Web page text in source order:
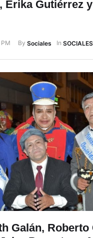
Erika Gutiérrez
By Sociales In SOCIALES
Galán, Roberto